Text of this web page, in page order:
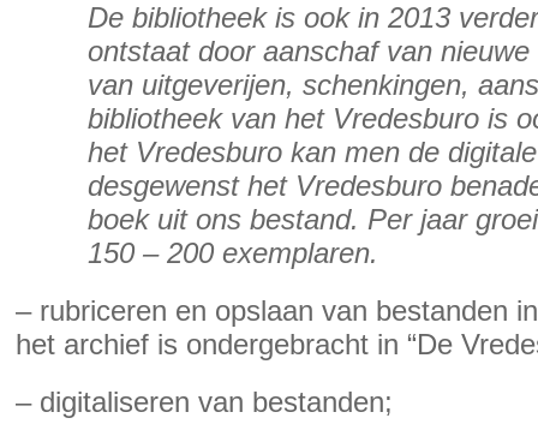
De bibliotheek is ook in 2013
ontstaat door aanschaf van
van uitgeverijen, schenkingen,
bibliotheek van het Vredesburo is
het Vredesburo kan men de
desgewenst het Vredesburo
boek uit ons bestand. Per jaar
150 – 200 exemplaren.
– rubriceren en opslaan van bestanden
het archief is ondergebracht in “De
– digitaliseren van bestanden;